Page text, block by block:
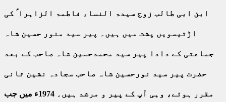
ابن ابی طالب زوج سیدۃ النساء فاطمۃ الزاہرا ؑ کی
اڑتیسویں پشت میں ہیں۔ پیر سید منور حسین شاہ
جماعتی کے دادا پیر سید محمدحسین شاہ صاحب کے بعد
حضرت پیر سید نورحسین شاہ صاحب سجادہ نشین ثانی
مقرر ہوئے، وہی آپ کے پیر و مرشد ہیں۔ 1974ء میں جب